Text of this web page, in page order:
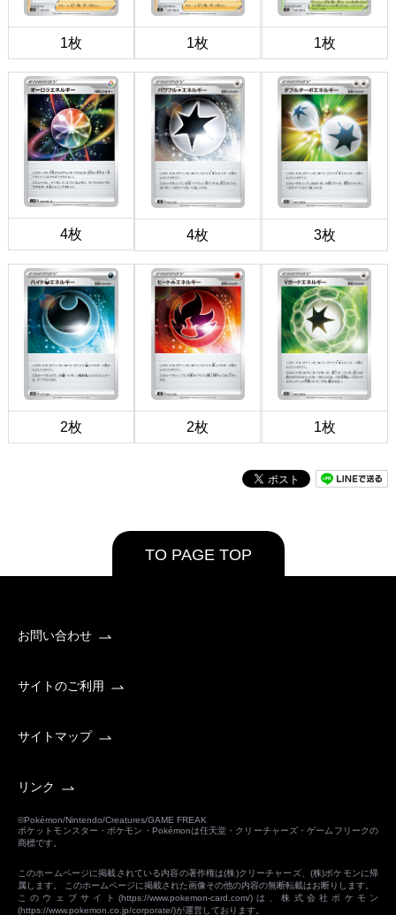
1枚 1枚 1枚
4枚 4枚 3枚
2枚 2枚 1枚
TO PAGE TOP
お問い合わせ
サイトのご利用
サイトマップ
リンク
©Pokémon/Nintendo/Creatures/GAME FREAK
ポケットモンスター・ポケモン・Pokémonは任天堂・クリーチャーズ・ゲームフリークの
商標です。
このホームページに掲載されている内容の著作権は(株)クリーチャーズ、(株)ポケモンに帰
属します。 このホームページに掲載された画像その他の内容の無断転載はお断りします。
このウェブサイト(https://www.pokemon-card.com/)は、株式会社ポケモン
(https://www.pokemon.co.jp/corporate/)が運営しております。